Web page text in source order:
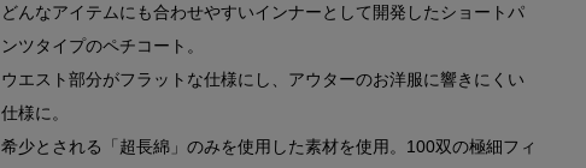
どんなアイテムにも合わせやすいインナーとして開発したショートパ
ンツタイプのペチコート。
ウエスト部分がフラットな仕様にし、アウターのお洋服に響きにくい
仕様に。
希少とされる「超長綿」のみを使用した素材を使用。100双の極細フィ